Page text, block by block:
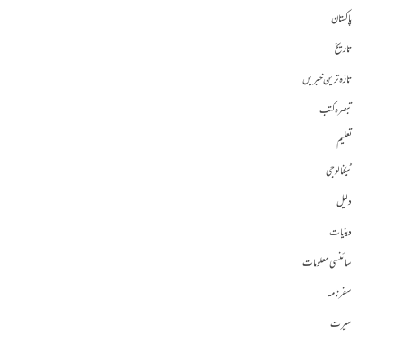
پاکستان
تاریخ
تازہ ترین خبریں
تبصرہ کتب
تعلیم
ٹیکنالوجی
دلیل
دینیات
سائنسی معلومات
سفرنامہ
سیرت